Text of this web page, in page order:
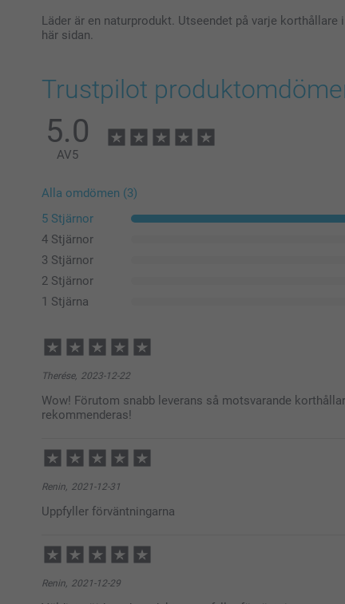
Läder är en naturprodukt. Utseendet på varje
här sidan.
Trustpilot
5.0
AV5
Alla omdömen (3)
5 Stjärnor
4 Stjärnor
3 Stjärnor
2 Stjärnor
1 Stjärna
Therése, 2023-12-22
Wow! Förutom snabb leverans så motsvarande
rekommenderas!
Renin, 2021-12-31
Uppfyller förväntningarna
Renin, 2021-12-29